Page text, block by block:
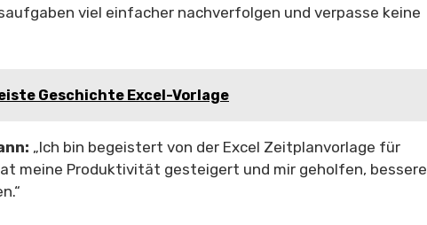
viel einfacher nachverfolgen und verpasse keine
Geschichte Excel-Vorlage
„Ich bin begeistert von der Excel Zeitplanvorlage für
meine Produktivität gesteigert und mir geholfen, bessere